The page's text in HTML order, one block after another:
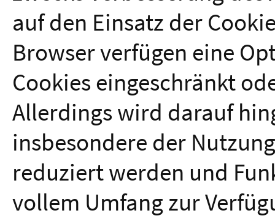
auf den Einsatz der
Browser verfügen eine
Cookies eingeschränkt
Allerdings wird darauf
insbesondere der
reduziert werden und
vollem Umfang zur